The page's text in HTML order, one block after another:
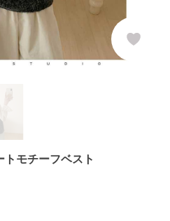
トモチーフベスト